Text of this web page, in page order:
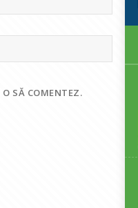
SĂ COMENTEZ.